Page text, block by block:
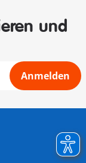
und
Anmelden